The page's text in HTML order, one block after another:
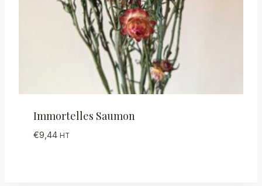
Immortelles Saumon
€9,44 HT